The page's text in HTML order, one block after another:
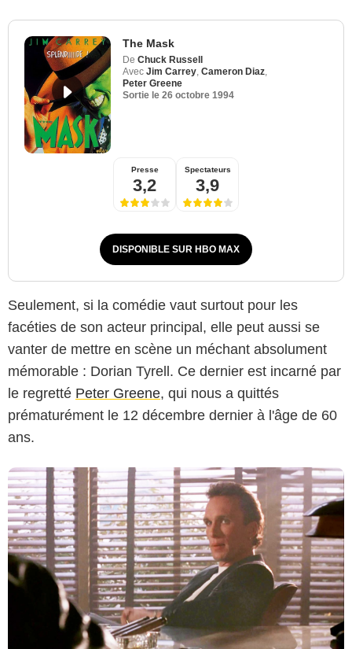
The Mask
De Chuck Russell
Avec Jim Carrey Cameron Diaz
Peter Greene
Sortie le 26 octobre 1994
Presse
3,2
Spectateurs
3,9
DISPONIBLE SUR HBO MAX
Seulement, si la comédie vaut surtout pour les
facéties de son acteur principal, elle peut aussi se
vanter de mettre en scène un méchant absolument
mémorable : Dorian Tyrell. Ce dernier est incarné par
le regretté Peter Greene, qui nous a quittés
prématurément le 12 décembre dernier à l'âge de 60
ans.
New Line